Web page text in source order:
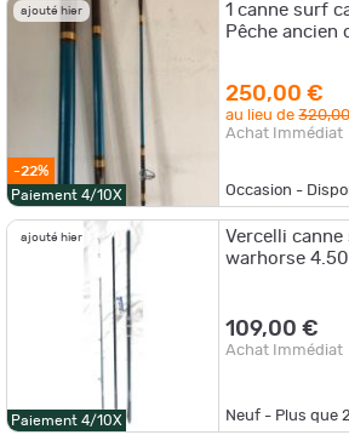
ajouté hier
-22%
Paiement 4/10X
1 canne surf
Pêche ancien
250,00 €
au lieu de
Achat Immédiat
Occasion -
ajouté hier
Paiement 4/10X
Vercelli
warhorse
109,00 €
Achat Immédiat
Neuf - Plus que2